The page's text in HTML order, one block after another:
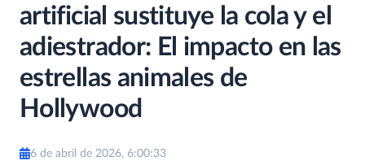
artificial sustituye la cola y el
adiestrador: El impacto en las
estrellas animales de
Hollywood
6 de abril de 2026, 6:00:33